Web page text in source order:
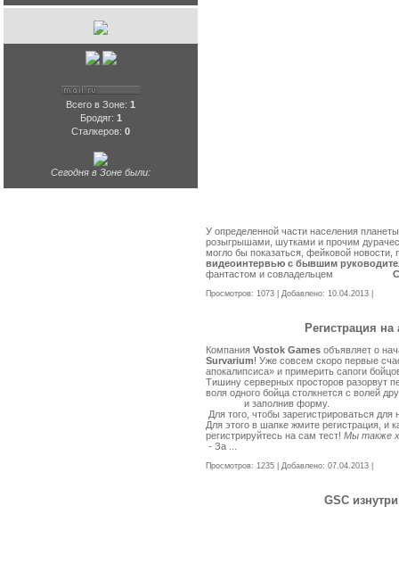
У определенной части населения
розыгрышами, шутками и прочим
могло бы показаться, фейковой новости,
видеоинтервью с бывшим
фантастом и совладельцем
Просмотров: 1073 | Добавлено: 10.04.2013
Регистрация
Компания Vostok Games объявляет о
Survarium! Уже совсем скоро первые
апокалипсиса» и примерить сапоги
Тишину серверных просторов разорвут
воля одного бойца столкнется с волей
и заполнив форму.
Для того, чтобы зарегистрироваться
Для этого в шапке жмите регистрация, и
регистрируйтесь на сам тест! Мы также
- За
Просмотров: 1235 | Добавлено: 07.04.2013
GSC
Всего в Зоне: 1
Бродяг: 1
Сталкеров: 0
Сегодня в Зоне были: